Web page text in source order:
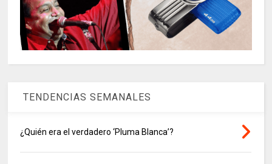
TENDENCIAS SEMANALES
¿Quién era el verdadero ‘Pluma Blanca’?